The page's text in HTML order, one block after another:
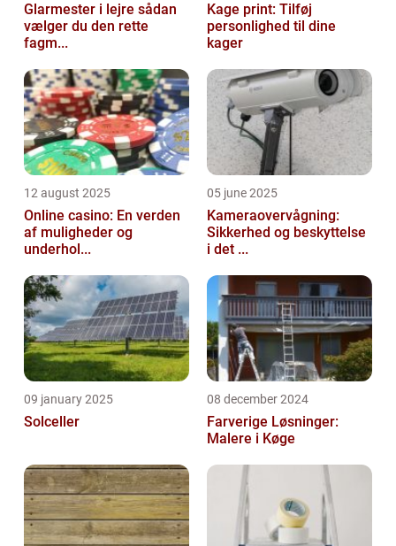
Glarmester i lejre sådan
vælger du den rette
fagm...
Kage print: Tilføj
personlighed til dine
kager
12 august 2025
Online casino: En verden
af muligheder og
underhol...
05 june 2025
Kameraovervågning:
Sikkerhed og beskyttelse
i det ...
09 january 2025
Solceller
08 december 2024
Farverige Løsninger:
Malere i Køge